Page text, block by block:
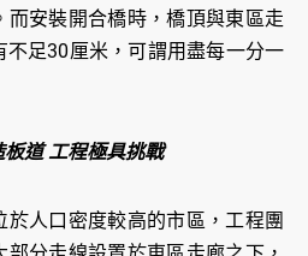
安裝開合橋時，橋頂與東區走
不足30厘米，可謂用盡每一分一
道 工程極具挑戰
人口密度較高的市區，工程團